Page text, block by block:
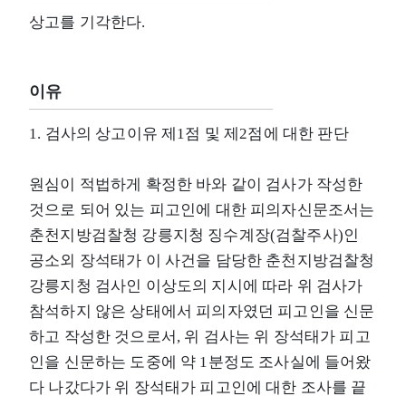
상고를 기각한다.
이유
1. 검사의 상고이유 제1점 및 제2점에 대한 판단
원심이 적법하게 확정한 바와 같이 검사가 작성한
것으로 되어 있는 피고인에 대한 피의자신문조서는
춘천지방검찰청 강릉지청 징수계장(검찰주사)인
공소외 장석태가 이 사건을 담당한 춘천지방검찰청
강릉지청 검사인 이상도의 지시에 따라 위 검사가
참석하지 않은 상태에서 피의자였던 피고인을 신문
하고 작성한 것으로서, 위 검사는 위 장석태가 피고
인을 신문하는 도중에 약 1분정도 조사실에 들어왔
다 나갔다가 위 장석태가 피고인에 대한 조사를 끝